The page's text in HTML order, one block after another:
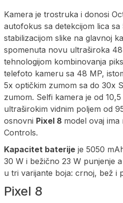
Kamera je trostruka i donosi
autofokus sa detekcijom lica
stabilizacijom slike na glavnoj
spomenuta novu ultraširoka
tehnologijom kombinovanja
telefoto kameru sa 48 MP,
5x optičkim zumom sa do 30x
zumom. Selfi kamera je od
ultraširokim vidnim poljem od
osnovni Pixel 8 model ovaj
Controls.
Kapacitet baterije je 5050
30 W i bežično 23 W punjenje
u tri varijante boja: crnoj, bež i
Pixel 8